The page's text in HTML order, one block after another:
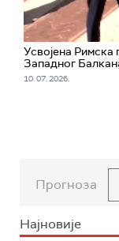
Усвојена Римска
Западног
10. 07. 2026.
Прогноза
Најновије